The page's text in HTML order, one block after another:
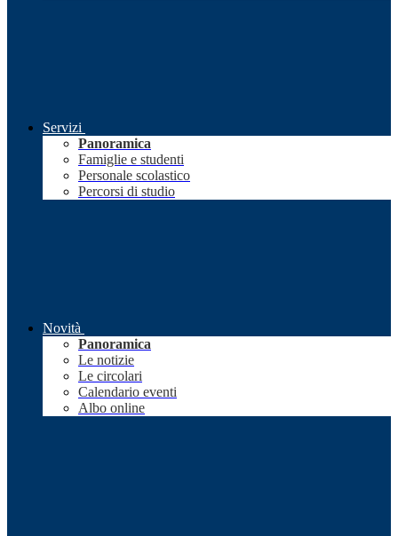
Servizi
Panoramica
Famiglie e studenti
Personale scolastico
Percorsi di studio
Novità
Panoramica
Le notizie
Le circolari
Calendario eventi
Albo online